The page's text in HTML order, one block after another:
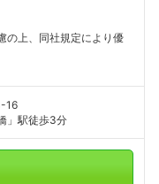
の上、同社規定により優
16
」駅徒歩3分